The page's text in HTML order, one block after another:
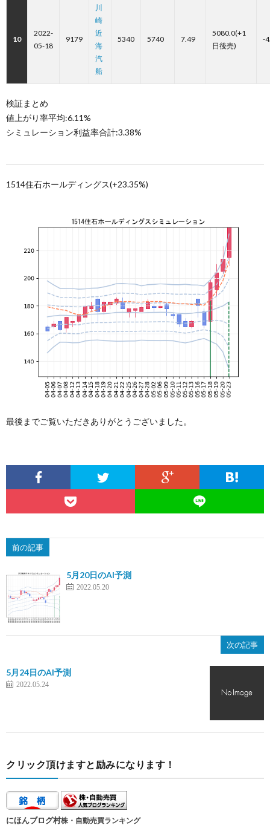
10
2022-
05-18
9179
川
崎
近
海
汽
船
5340 5740 7.49
5080.0(+1
日後売)
-
検証まとめ
値上がり率平均:6.11%
シミュレーション利益率合計:3.38%
1514住石ホールディングス(+23.35%)
最後までご覧いただきありがとうございました。
前の記事
5月20日のAI予測
2022.05.20
次の記事
5月24日のAI予測
2022.05.24
クリック頂けますと励みになります！
にほんブログ村株・自動売買ランキング